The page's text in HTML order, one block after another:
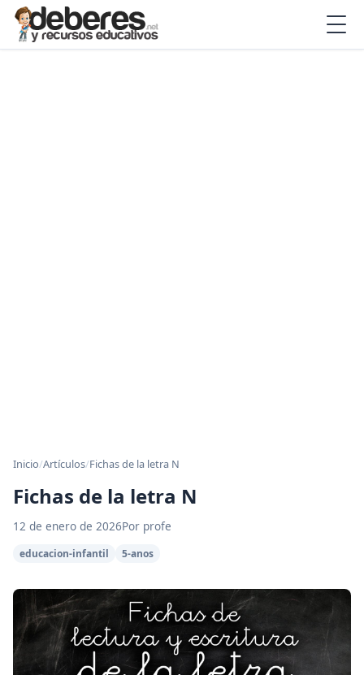
Inicio/Artículos/Fichas de la letra N
Fichas de la letra N
12 de enero de 2026Por profe
educacion-infantil 5-anos